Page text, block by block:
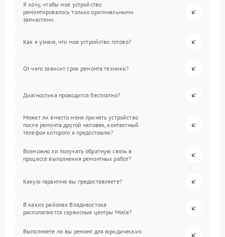
Я хочу, чтобы мое устройство
ремонтировалось только оригинальными
запчастями.
Как я узнаю, что мое устройство готово?
От чего зависит срок ремонта техники?
Диагностика проводится бесплатно?
Может ли вместо меня принять устройство
после ремонта другой человек, контактный
телефон которого я предоставлю?
Возможно ли получать обратную связь в
процессе выполнения ремонтных работ?
Какую гарантию вы предоставляете?
В каких районах Владивостока
располагаются сервисные центры Miele?
Выполняете ли вы ремонт для юридических